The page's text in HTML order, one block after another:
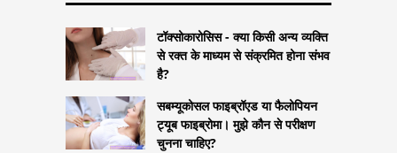
टॉक्सोकारोसिस - क्या किसी अन्य व्यक्ति
से रक्त के माध्यम से संक्रमित होना संभव
है?
सबम्यूकोसल फाइब्रॉएड या फैलोपियन
ट्यूब फाइब्रोमा। मुझे कौन से परीक्षण
चुनना चाहिए?